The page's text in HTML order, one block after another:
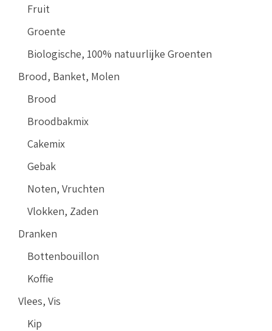
Fruit
Groente
Biologische, 100% natuurlijke Groenten
Brood, Banket, Molen
Brood
Broodbakmix
Cakemix
Gebak
Noten, Vruchten
Vlokken, Zaden
Dranken
Bottenbouillon
Koffie
Vlees, Vis
Kip